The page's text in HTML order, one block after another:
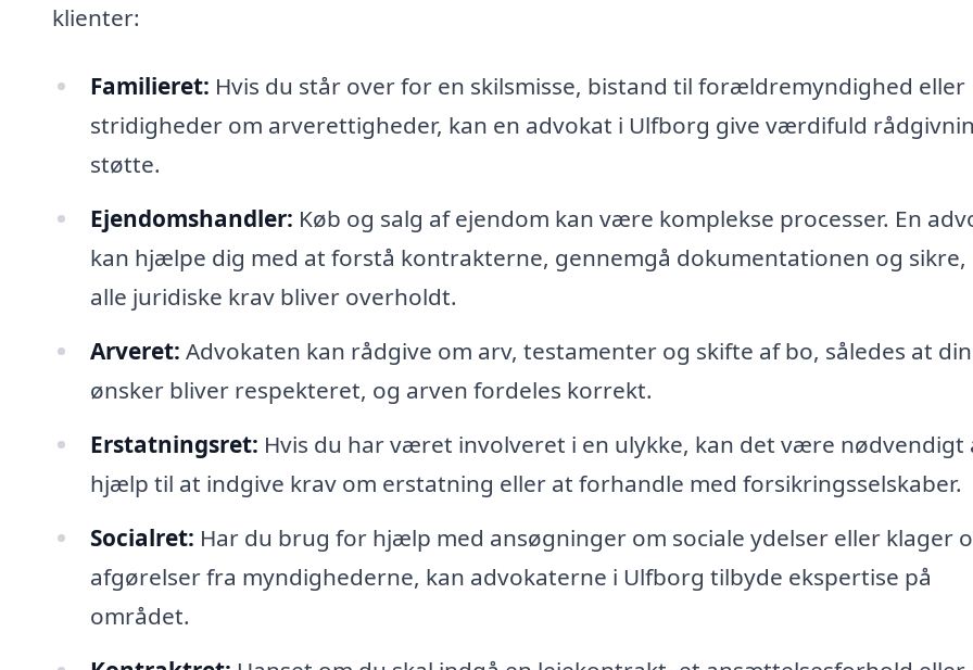
klienter:
Familieret: Hvis du står over for en skilsmisse, bistand til forældremyndighed eller
stridigheder om arverettigheder, kan en advokat i Ulfborg give værdifuld
støtte.
Ejendomshandler: Køb og salg af ejendom kan være komplekse processer. En
kan hjælpe dig med at forstå kontrakterne, gennemgå dokumentationen og sikre,
alle juridiske krav bliver overholdt.
Arveret: Advokaten kan rådgive om arv, testamenter og skifte af bo, således at
ønsker bliver respekteret, og arven fordeles korrekt.
Erstatningsret: Hvis du har været involveret i en ulykke, kan det være nødvendigt
hjælp til at indgive krav om erstatning eller at forhandle med forsikringsselskaber.
Socialret: Har du brug for hjælp med ansøgninger om sociale ydelser eller klager
afgørelser fra myndighederne, kan advokaterne i Ulfborg tilbyde ekspertise på
området.